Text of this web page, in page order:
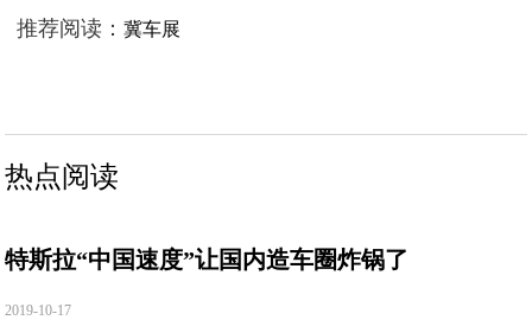
推荐阅读：冀车展
热点阅读
特斯拉“中国速度”让国内造车圈炸锅了
2019-10-17